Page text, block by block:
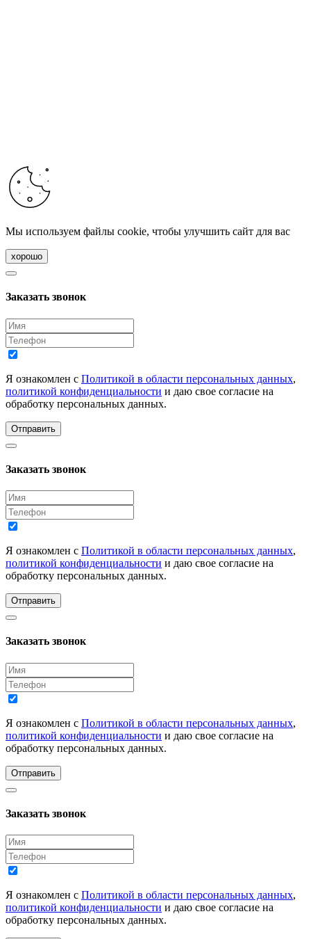
Мы используем файлы cookie, чтобы улучшить сайт для вас
хорошо
Заказать звонок
Я ознакомлен с Политикой в области персональных данных,
политикой конфиденциальности и даю свое согласие на
обработку персональных данных.
Отправить
Заказать звонок
Я ознакомлен с Политикой в области персональных данных,
политикой конфиденциальности и даю свое согласие на
обработку персональных данных.
Отправить
Заказать звонок
Я ознакомлен с Политикой в области персональных данных,
политикой конфиденциальности и даю свое согласие на
обработку персональных данных.
Отправить
Заказать звонок
Я ознакомлен с Политикой в области персональных данных,
политикой конфиденциальности и даю свое согласие на
обработку персональных данных.